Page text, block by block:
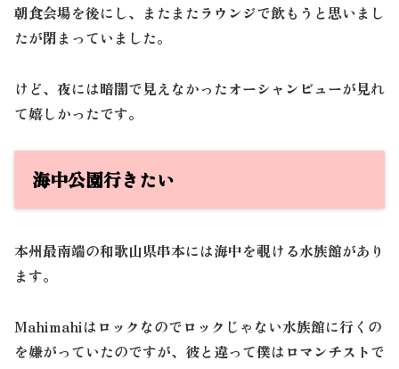
朝食会場を後にし、またまたラウンジで飲もうと思いまし
たが閉まっていました。
けど、夜には暗闇で見えなかったオーシャンビューが見れ
て嬉しかったです。
海中公園行きたい
本州最南端の和歌山県串本には海中を覗ける水族館があり
ます。
Mahimahiはロックなのでロックじゃない水族館に行くの
を嫌がっていたのですが、彼と違って僕はロマンチストで